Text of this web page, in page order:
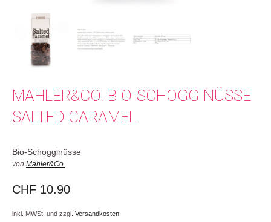
MAHLER&CO. BIO-SCHOGGINÜSSE
SALTED CARAMEL
Bio-Schogginüsse
von Mahler&Co.
CHF 10.90
inkl. MWSt. und zzgl. Versandkosten